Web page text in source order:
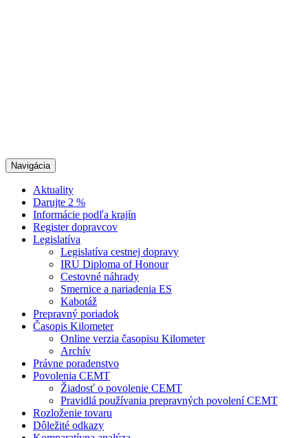
Navigácia
Aktuality
Darujte 2 %
Informácie podľa krajín
Register dopravcov
Legislatíva
Legislatíva cestnej dopravy
IRU Diploma of Honour
Cestovné náhrady
Smernice a nariadenia ES
Kabotáž
Prepravný poriadok
Časopis Kilometer
Online verzia časopisu Kilometer
Archív
Právne poradenstvo
Povolenia CEMT
Žiadosť o povolenie CEMT
Pravidlá používania prepravných povolení CEMT
Rozloženie tovaru
Dôležité odkazy